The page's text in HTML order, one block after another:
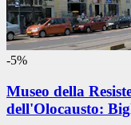
-5%
Museo della
dell'Olocausto: